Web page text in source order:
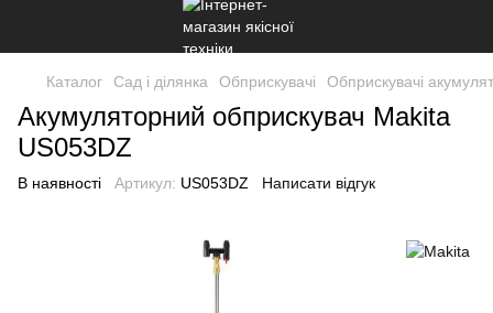
Каталог Сад і ділянка Обприскувачі Обприскувачі
Акумуляторний обприскувач Makita
US053DZ
В наявності Артикул: US053DZ Написати відгук